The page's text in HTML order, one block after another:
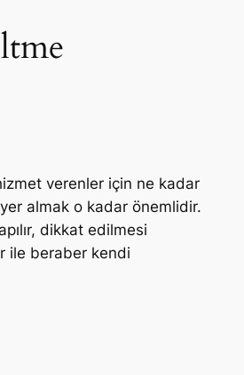
verenler için ne kadar
almak o kadar önemlidir.
dikkat edilmesi
ile beraber kendi